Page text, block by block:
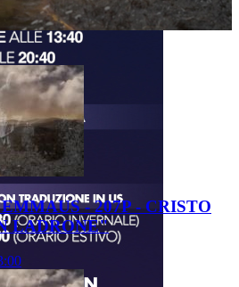
Video
- 207P - CRISTO
LADRONE"